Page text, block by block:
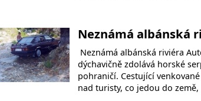
Neznámá albánská
Neznámá albánská riviéra
dýchavičně zdolává horské
pohraničí. Cestující
nad turisty, co jedou do